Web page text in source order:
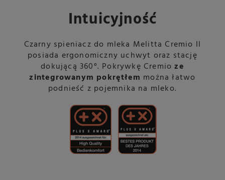
Intuicyjność
Czarny spieniacz do mleka Melitta Cremio II
posiada ergonomiczny uchwyt oraz stację
dokującą 360°. Pokrywkę Cremioze
zintegrowanym pokrętłem można łatwo
podnieść z pojemnika na mleko.